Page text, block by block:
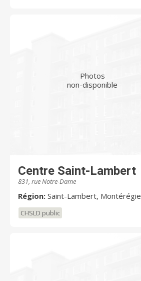
Photos
non-disponible
Centre Saint-Lambert
831, rue Notre-Dame
Région: Saint-Lambert, Montérégie
CHSLD public